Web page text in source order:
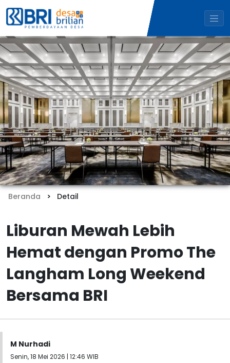
Beranda Detail
Liburan Mewah Lebih
Hemat dengan Promo The
Langham Long Weekend
Bersama BRI
M Nurhadi
Senin, 18 Mei 2026 | 12:46 WIB